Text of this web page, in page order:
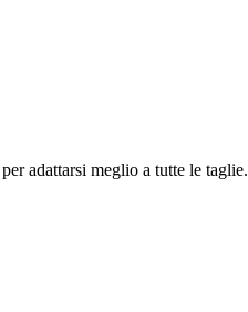
adattarsi meglio a tutte le taglie.